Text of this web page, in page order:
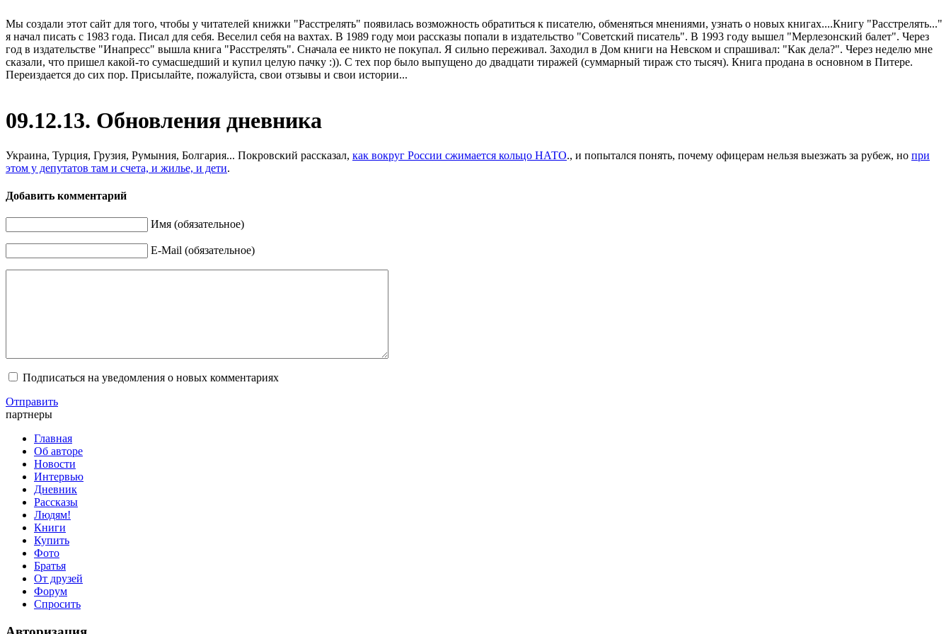
Мы создали этот сайт для того, чтобы у читателей книжки "Расстрелять" появилась возможность обратиться к писателю, обменяться мнениями, узнать о новых книгах....Книгу "Расстрелять..."
я начал писать с 1983 года. Писал для себя. Веселил себя на вахтах. В 1989 году мои рассказы попали в издательство "Советский писатель". В 1993 году вышел "Мерлезонский балет". Через
год в издательстве "Инапресс" вышла книга "Расстрелять". Сначала ее никто не покупал. Я сильно переживал. Заходил в Дом книги на Невском и спрашивал: "Как дела?". Через неделю мне
сказали, что пришел какой-то сумасшедший и купил целую пачку :)). С тех пор было выпущено до двадцати тиражей (суммарный тираж сто тысяч). Книга продана в основном в Питере.
Переиздается до сих пор. Присылайте, пожалуйста, свои отзывы и свои истории...
09.12.13. Обновления дневника
Украина, Турция, Грузия, Румыния, Болгария... Покровский рассказал, как вокруг России сжимается кольцо НАТО., и попытался понять, почему офицерам нельзя выезжать за рубеж, но при
этом у депутатов там и счета, и жилье, и дети.
Добавить комментарий
Имя (обязательное)
E-Mail (обязательное)
Подписаться на уведомления о новых комментариях
Отправить
партнеры
Главная
Об авторе
Новости
Интервью
Дневник
Рассказы
Людям!
Книги
Купить
Фото
Братья
От друзей
Форум
Спросить